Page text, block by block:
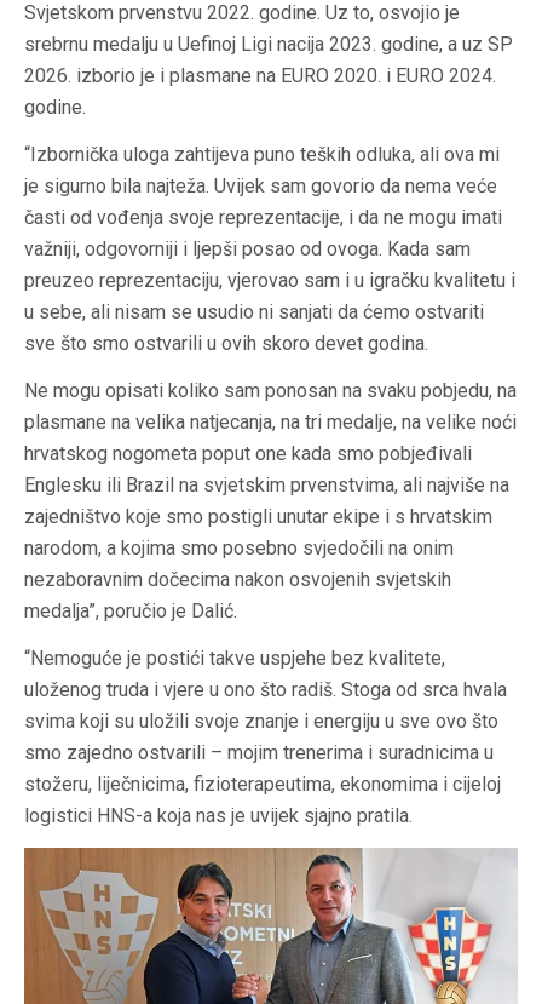
Svjetskom prvenstvu 2022. godine. Uz to, osvojio je
srebrnu medalju u Uefinoj Ligi nacija 2023. godine, a uz SP
2026. izborio je i plasmane na EURO 2020. i EURO 2024.
godine.
“Izbornička uloga zahtijeva puno teških odluka, ali ova mi
je sigurno bila najteža. Uvijek sam govorio da nema veće
časti od vođenja svoje reprezentacije, i da ne mogu imati
važniji, odgovorniji i ljepši posao od ovoga. Kada sam
preuzeo reprezentaciju, vjerovao sam i u igračku kvalitetu i
u sebe, ali nisam se usudio ni sanjati da ćemo ostvariti
sve što smo ostvarili u ovih skoro devet godina.
Ne mogu opisati koliko sam ponosan na svaku pobjedu, na
plasmane na velika natjecanja, na tri medalje, na velike noći
hrvatskog nogometa poput one kada smo pobjeđivali
Englesku ili Brazil na svjetskim prvenstvima, ali najviše na
zajedništvo koje smo postigli unutar ekipe i s hrvatskim
narodom, a kojima smo posebno svjedočili na onim
nezaboravnim dočecima nakon osvojenih svjetskih
medalja”, poručio je Dalić.
“Nemoguće je postići takve uspjehe bez kvalitete,
uloženog truda i vjere u ono što radiš. Stoga od srca hvala
svima koji su uložili svoje znanje i energiju u sve ovo što
smo zajedno ostvarili – mojim trenerima i suradnicima u
stožeru, liječnicima, fizioterapeutima, ekonomima i cijeloj
logistici HNS-a koja nas je uvijek sjajno pratila.